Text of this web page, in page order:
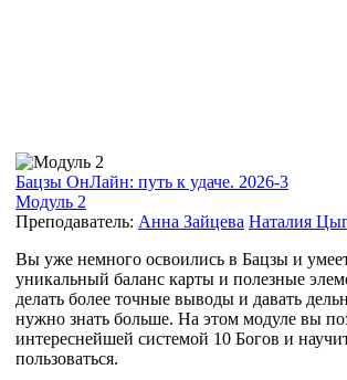
Бацзы ОнЛайн: путь к удаче. 2026-3
Модуль 2
Преподаватель: Анна Зайцева Наталия
Вы уже немного освоились в Бацзы и
уникальный баланс карты и полезные
делать более точные выводы и давать
нужно знать больше. На этом модуле вы
интереснейшей системой 10 Богов и
пользоваться.